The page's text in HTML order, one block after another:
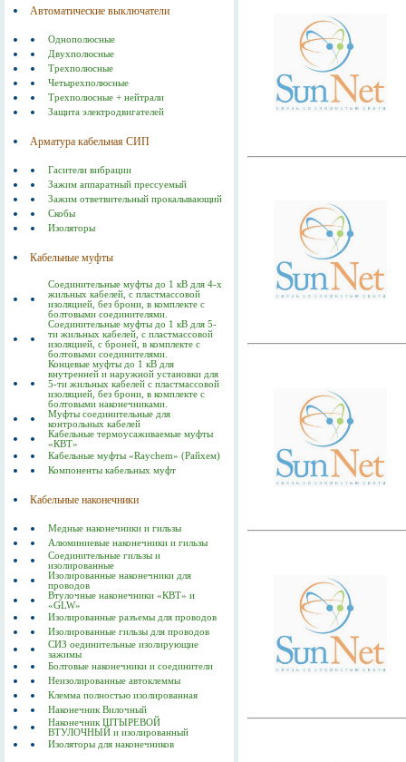
Автоматические выключатели
Однополюсные
Двухполюсные
Трехполюсные
Четырехполюсные
Трехполюсные + нейтрали
Защита электродвигателей
Арматура кабельная СИП
Гасители вибрации
Зажим аппаратный прессуемый
Зажим ответвительный прокалывающий
Скобы
Изоляторы
Кабельные муфты
Соединительные муфты до 1 кВ для 4-х
жильных кабелей, с пластмассовой
изоляцией, без брони, в комплекте с
болтовыми соединителями.
Соединительные муфты до 1 кВ для 5-
ти жильных кабелей, с пластмассовой
изоляцией, с броней, в комплекте с
болтовыми соединителями.
Концевые муфты до 1 кВ для
внутренней и наружной установки для
5-ти жильных кабелей с пластмассовой
изоляцией, без брони, в комплекте с
болтовыми наконечниками.
Муфты соединительные для
контрольных кабелей
Кабельные термоусаживаемые муфты
«КВТ»
Кабельные муфты «Raychem» (Райхем)
Компоненты кабельных муфт
Кабельные наконечники
Медные наконечники и гильзы
Алюминиевые наконечники и гильзы
Соединительные гильзы и
изолированные
Изолированные наконечники для
проводов
Втулочные наконечники «КВТ» и
«GLW»
Изолированные разъемы для проводов
Изолированные гильзы для проводов
СИЗ оединительные изолирующие
зажимы
Болтовые наконечники и соединители
Неизолированные автоклеммы
Клемма полностью изолированная
Наконечник Вилочный
Наконечник ШТЫРЕВОЙ
ВТУЛОЧНЫЙ и изолированный
Изоляторы для наконечников